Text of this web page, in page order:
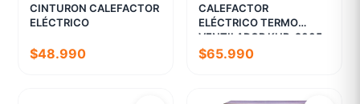
CINTURON CALEFACTOR
ELÉCTRICO
$48.990
CALEFACTOR
ELÉCTRICO TERMO
VENTILADOR KHB-2005
$65.990